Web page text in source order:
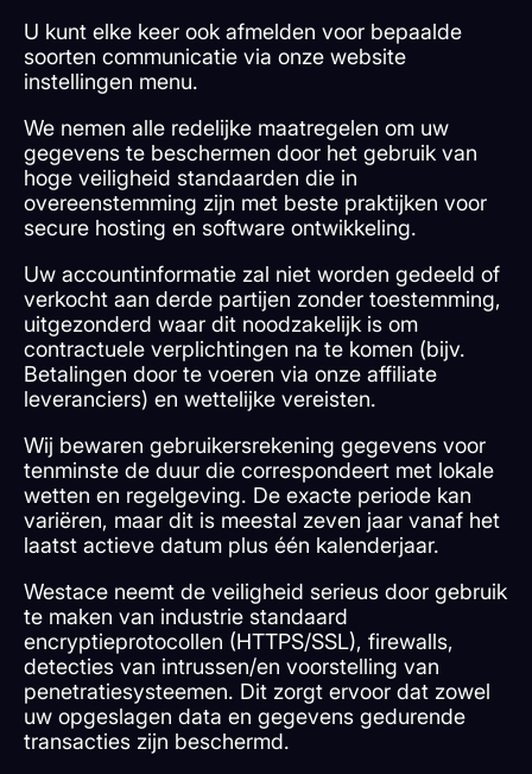
U kunt elke keer ook afmelden voor bepaalde
soorten communicatie via onze website
instellingen menu.
We nemen alle redelijke maatregelen om uw
gegevens te beschermen door het gebruik van
hoge veiligheid standaarden die in
overeenstemming zijn met beste praktijken voor
secure hosting en software ontwikkeling.
Uw accountinformatie zal niet worden gedeeld of
verkocht aan derde partijen zonder toestemming,
uitgezonderd waar dit noodzakelijk is om
contractuele verplichtingen na te komen (bijv.
Betalingen door te voeren via onze affiliate
leveranciers) en wettelijke vereisten.
Wij bewaren gebruikersrekening gegevens voor
tenminste de duur die correspondeert met lokale
wetten en regelgeving. De exacte periode kan
variëren, maar dit is meestal zeven jaar vanaf het
laatst actieve datum plus één kalenderjaar.
Westace neemt de veiligheid serieus door gebruik
te maken van industrie standaard
encryptieprotocollen (HTTPS/SSL), firewalls,
detecties van intrussen/en voorstelling van
penetratiesysteemen. Dit zorgt ervoor dat zowel
uw opgeslagen data en gegevens gedurende
transacties zijn beschermd.